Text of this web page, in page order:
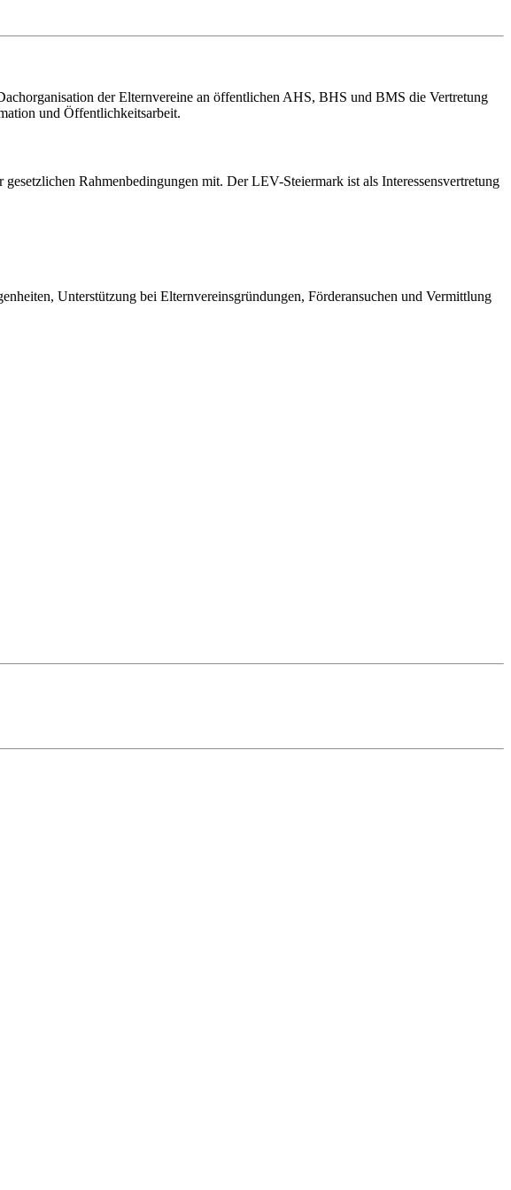
der Elternvereine an öffentlichen AHS, BHS und BMS die Vertretung
und Öffentlichkeitsarbeit.
Rahmenbedingungen mit. Der LEV-Steiermark ist als Interessensvertretung
Unterstützung bei Elternvereinsgründungen, Förderansuchen und Vermittlung